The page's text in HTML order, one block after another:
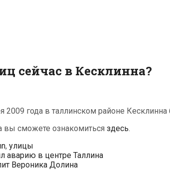
сейчас в Кесклинна?
2009 года в таллинском районе
вы сможете ознакомиться здесь.
, улицы
аварию в центре Таллина
Вероника Долина